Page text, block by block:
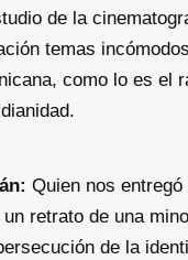
de la
temas
como lo es el
Quien nos entregó
un retrato de una
de la